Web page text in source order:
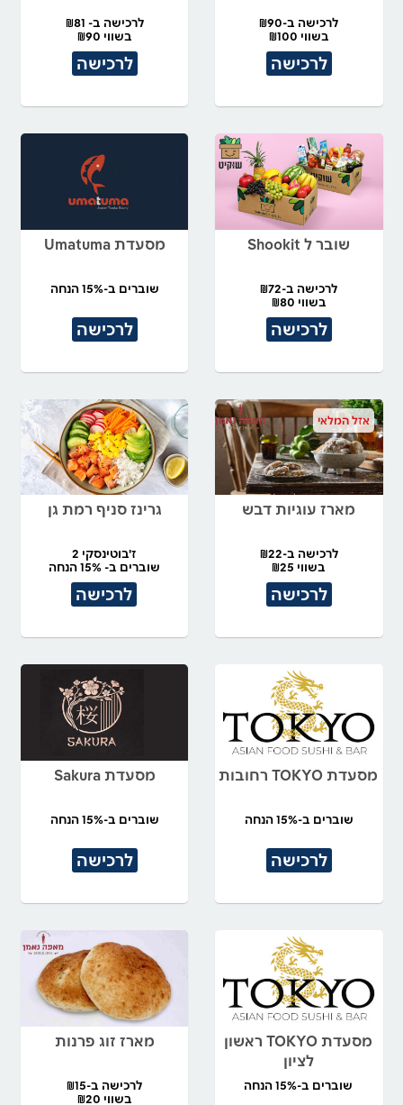
לרכישה ב-₪90
בשווי ₪100
לרכישה
לרכישה ב- ₪81
בשווי ₪90
לרכישה
שובר ל Shookit
לרכישה ב-₪72
בשווי ₪80
לרכישה
מסעדת Umatuma
שוברים ב-15% הנחה
לרכישה
מארז עוגיות דבש
לרכישה ב-₪22
בשווי ₪25
לרכישה
אזל המלאי
גרינז סניף רמת גן
ז'בוטינסקי 2
שוברים ב- 15% הנחה
לרכישה
מסעדת TOKYO רחובות
שוברים ב-15% הנחה
לרכישה
מסעדת Sakura
שוברים ב-15% הנחה
לרכישה
מסעדת TOKYO ראשון
לציון
שוברים ב-15% הנחה
מארז זוג פרנות
לרכישה ב-₪15
בשווי ₪20